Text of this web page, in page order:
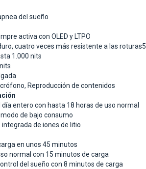
del sueño
activa con OLED y LTPO
cuatro veces más resistente a las roturas5
1.000 nits
Reproducción de contenidos
entero con hasta 18 horas de uso normal
de bajo consumo
de iones de litio
en unos 45 minutos
normal con 15 minutos de carga
del sueño con 8 minutos de carga